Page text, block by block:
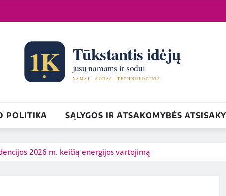
POLITIKA SĄLYGOS IR ATSAKOMYBĖS
2026 m. keičią energijos vartojimą